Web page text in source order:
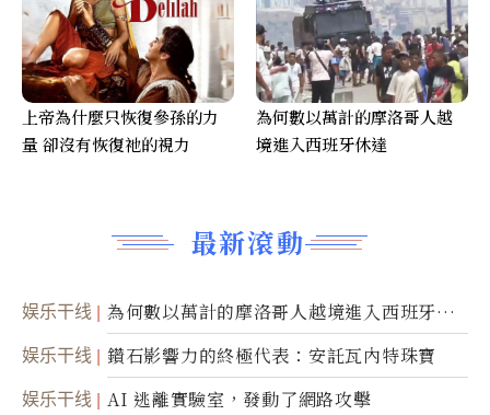
最新滾動
娱乐干线
為何數以萬計的摩洛哥人越境進入西班牙休
達
娱乐干线 鑽石影響力的終極代表：安託瓦內特珠寶
娱乐干线 AI 逃離實驗室，發動了網路攻擊
上帝為什麼只恢復參孫的力
量 卻沒有恢復祂的視力
為何數以萬計的摩洛哥人越
境進入西班牙休達